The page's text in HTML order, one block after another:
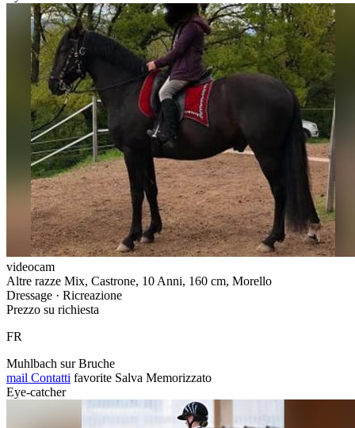
videocam
Altre razze Mix, Castrone, 10 Anni, 160 cm, Morello
Dressage · Ricreazione
Prezzo su richiesta
FR
Muhlbach sur Bruche
mail Contatti favorite Salva Memorizzato
Eye-catcher